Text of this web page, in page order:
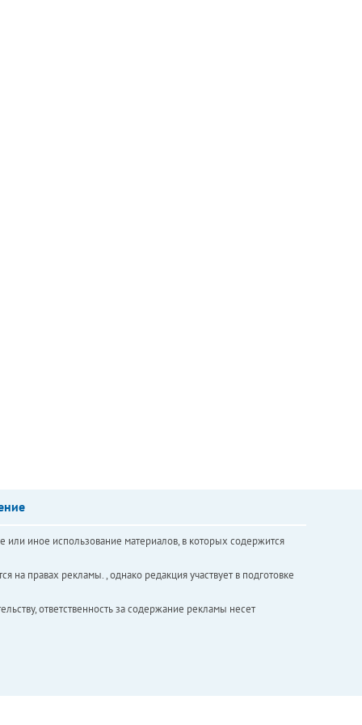
иное использование материалов, в которых содержится
правах рекламы. , однако редакция участвует в подготовке
ответственность за содержание рекламы несет